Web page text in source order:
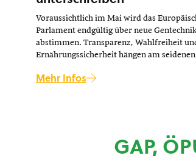
Voraussichtlich im Mai wird das
Parlament endgültig über neue Gentechnik
abstimmen. Transparenz, Wahlfreiheit
Ernährungssicherheit hängen am seidenen
Mehr Infos
GAP,